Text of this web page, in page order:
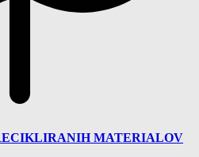
MATERIALOV